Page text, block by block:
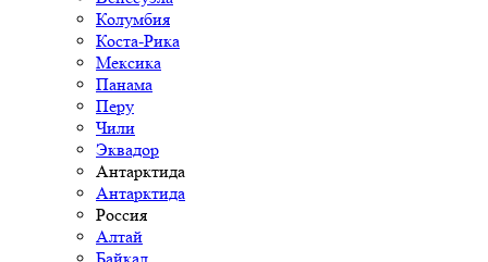
Колумбия
Коста-Рика
Мексика
Панама
Перу
Чили
Эквадор
Антарктида
Антарктида
Россия
Алтай